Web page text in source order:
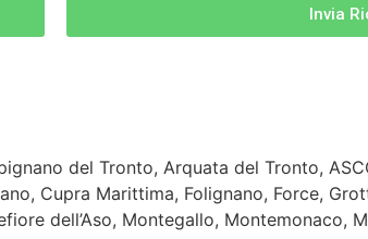
Invia
del Tronto, Arquata del Tronto,
Cupra Marittima, Folignano, Force,
dell’Aso, Montegallo, Montemonaco,